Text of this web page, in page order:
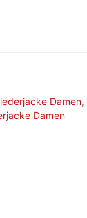
Damen,
Damen